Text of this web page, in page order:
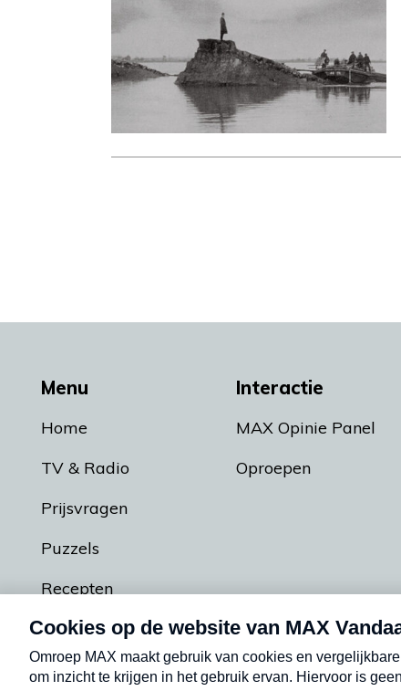
Menu
Home
TV & Radio
Prijsvragen
Puzzels
Recepten
Podcasts
Interactie
MAX Opinie Panel
Oproepen